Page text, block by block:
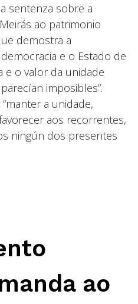
sentenza sobre a
ao patrimonio
demostra a
e o Estado de
e o valor da unidade
imposibles”.
a unidade,
aos recorrentes,
ningún dos presentes
ao